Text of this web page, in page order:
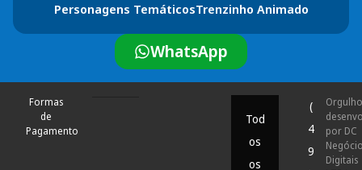
Personagens TemáticosTrenzinho Animado
WhatsApp
Formas
de
Pagamento
Tod
os
os
(
4
9
por DC
Digitais